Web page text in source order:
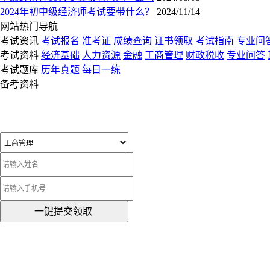
2024年初中级经济师考试要带什么？
2024/11/14
网站热门导航
考试资讯 考试报名 准考证 成绩查询 证书领取 考试指南 专业问
考试资料 经济基础 人力资源 金融 工商管理 财政税收 专业问答
考试题库 历年真题 每日一练
备考资料
一键提交领取